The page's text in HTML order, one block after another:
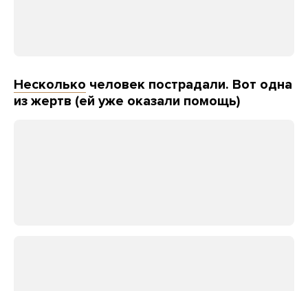
Несколько человек пострадали. Вот одна
из жертв (ей уже оказали помощь)